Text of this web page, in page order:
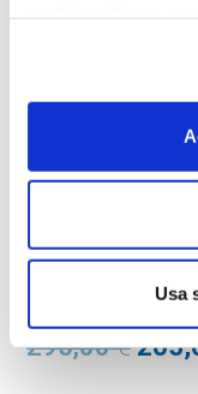
Usa
OCCHIALI DA
OCCHIALE DA
TIFFANY TF1130
Calibro 52
295,00€